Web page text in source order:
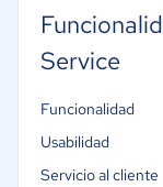
Service
Funcionalidad
Usabilidad
Servicio al cliente